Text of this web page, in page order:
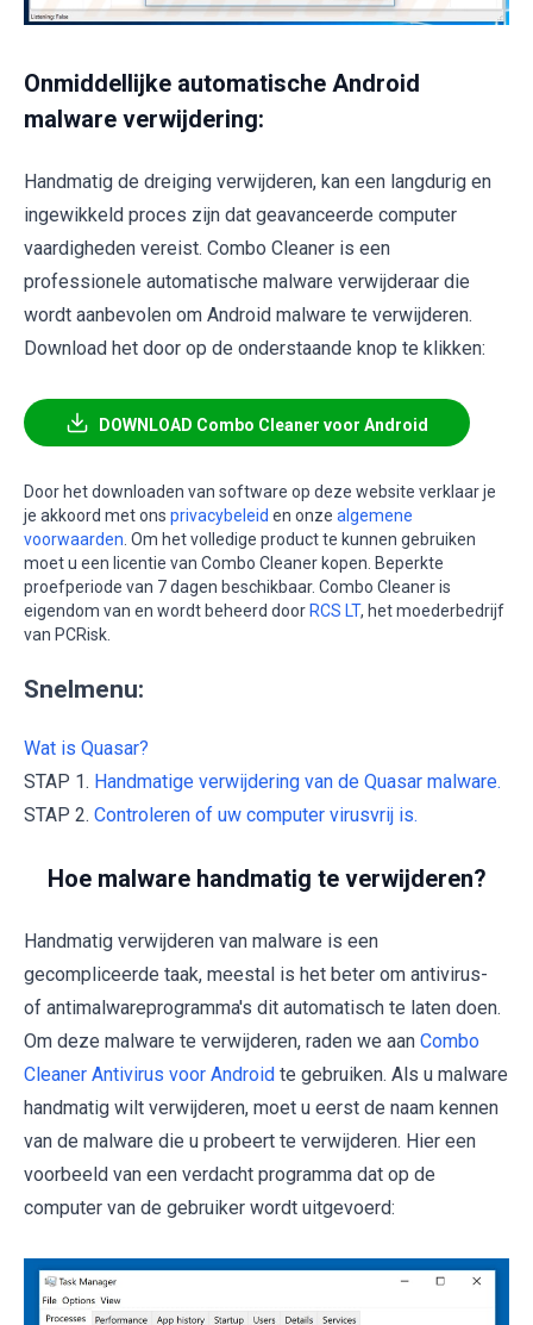
Onmiddellijke automatische Android
malware verwijdering:
Handmatig de dreiging verwijderen, kan een langdurig en
ingewikkeld proces zijn dat geavanceerde computer
vaardigheden vereist. Combo Cleaner is een
professionele automatische malware verwijderaar die
wordt aanbevolen om Android malware te verwijderen.
Download het door op de onderstaande knop te klikken:
DOWNLOAD Combo Cleaner voor Android
Door het downloaden van software op deze website verklaar je
je akkoord met ons privacybeleid en onze algemene
voorwaarden . Om het volledige product te kunnen gebruiken
moet u een licentie van Combo Cleaner kopen. Beperkte
proefperiode van 7 dagen beschikbaar. Combo Cleaner is
eigendom van en wordt beheerd door RCS LT, het moederbedrijf
van PCRisk.
Snelmenu:
Wat is Quasar?
STAP 1. Handmatige verwijdering van de Quasar malware.
STAP 2. Controleren of uw computer virusvrij is.
Hoe malware handmatig te verwijderen?
Handmatig verwijderen van malware is een
gecompliceerde taak, meestal is het beter om antivirus-
of antimalwareprogramma's dit automatisch te laten doen.
Om deze malware te verwijderen, raden we aan Combo
Cleaner Antivirus voor Android te gebruiken. Als u malware
handmatig wilt verwijderen, moet u eerst de naam kennen
van de malware die u probeert te verwijderen. Hier een
voorbeeld van een verdacht programma dat op de
computer van de gebruiker wordt uitgevoerd: